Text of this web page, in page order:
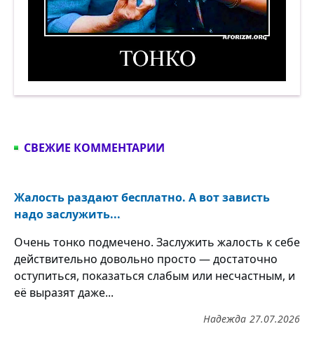
СВЕЖИЕ КОММЕНТАРИИ
Жалость раздают бесплатно. А вот зависть
надо заслужить...
Очень тонко подмечено. Заслужить жалость к себе
действительно довольно просто — достаточно
оступиться, показаться слабым или несчастным, и
её выразят даже...
27.07.2026
Надежда